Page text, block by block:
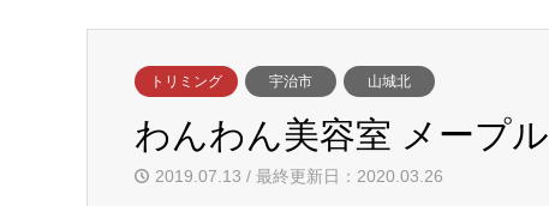
トリミング 宇治市 山城北
わんわん美容室 メープル
2019.07.13 / 最終更新日：2020.03.26